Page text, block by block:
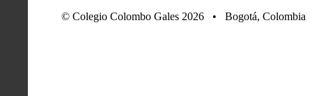
© Colegio Colombo Gales 2026 • Bogotá, Colombia